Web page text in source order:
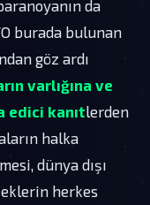
da
burada bulunan
göz ardı
varlığına ve
edici kanıtlerden
halka
dünya dışı
herkes